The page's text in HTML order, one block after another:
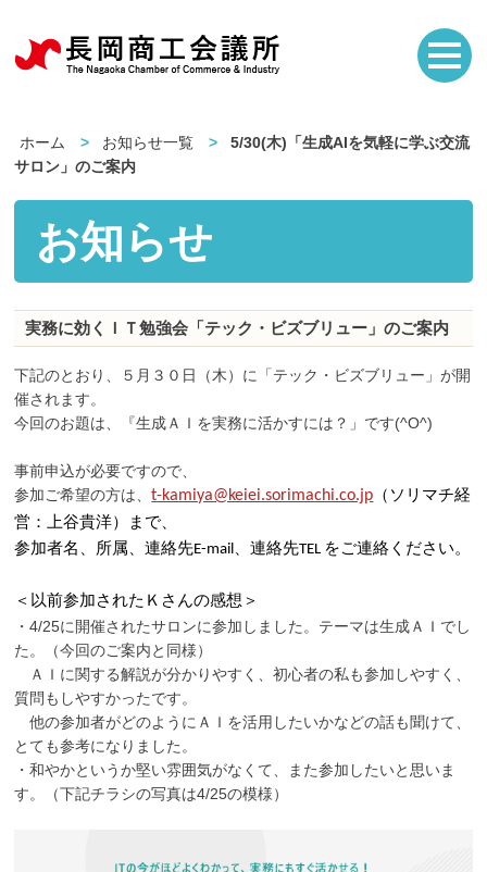
ホーム お知らせ一覧
5/30(木)「生成AIを気軽に学ぶ交流
サロン」のご案内
お知らせ
実務に効くＩＴ勉強会「テック・ビズブリュー」のご案内
下記のとおり、５月３０日（木）に「テック・ビズブリュー」が開
催されます。
今回のお題は、『生成ＡＩを実務に活かすには？」です(^O^)
事前申込が必要ですので、
参加ご希望の方は、t-kamiya@keiei.sorimachi.co.jp （ソリマチ経
営：上谷貴洋）まで、
参加者名、所属、連絡先E-mail、連絡先TEL をご連絡ください。
＜以前参加されたＫさんの感想＞
・4/25に開催されたサロンに参加しました。テーマは生成ＡＩでし
た。（今回のご案内と同様）
ＡＩに関する解説が分かりやすく、初心者の私も参加しやすく、
質問もしやすかったです。
他の参加者がどのようにＡＩを活用したいかなどの話も聞けて、
とても参考になりました。
・和やかというか堅い雰囲気がなくて、また参加したいと思いま
す。（下記チラシの写真は4/25の模様）